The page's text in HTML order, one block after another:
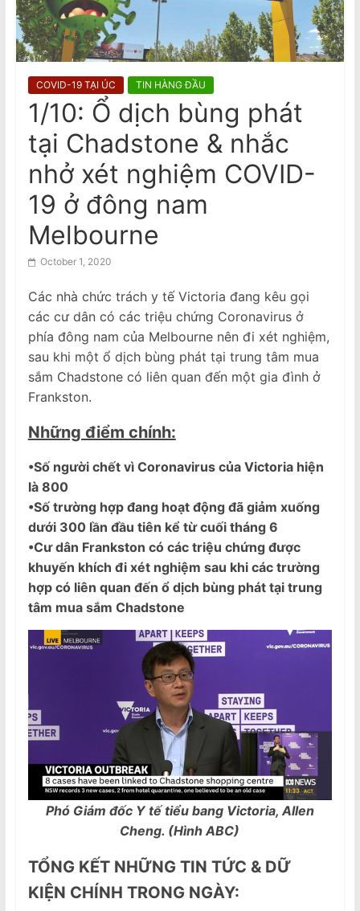
a
m
s
e
N
e
w
s
p
e
r
Bài Phản Biện Về Thông Báo ngày
7/8 của Ô. Nguyễn Quang Duy: Sự
Nguyện Biện Và Hành Vi Vu Khống
Hàm Hồ Bắt Nguồn Từ Sự Gian Dối
Nội Quy
COVID-19 TẠI ÚC TIN HÀNG ĐẦU
1/10: Ổ dịch bùng phát
tại Chadstone & nhắc
nhở xét nghiệm COVID-
19 ở đông nam
Melbourne
October 1, 2020
Các nhà chức trách y tế Victoria đang kêu gọi
các cư dân có các triệu chứng Coronavirus ở
phía đông nam của Melbourne nên đi xét nghiệm,
sau khi một ổ dịch bùng phát tại trung tâm mua
sắm Chadstone có liên quan đến một gia đình ở
Frankston.
Những điểm chính:
•Số người chết vì Coronavirus của Victoria hiện
là 800
•Số trường hợp đang hoạt động đã giảm xuống
dưới 300 lần đầu tiên kể từ cuối tháng 6
•Cư dân Frankston có các triệu chứng được
khuyến khích đi xét nghiệm sau khi các trường
hợp có liên quan đến ổ dịch bùng phát tại trung
tâm mua sắm Chadstone
Phó Giám đốc Y tế tiểu bang Victoria, Allen
Cheng. (Hình ABC)
TỔNG KẾT NHỮNG TIN TỨC & DỮ
KIỆN CHÍNH TRONG NGÀY: